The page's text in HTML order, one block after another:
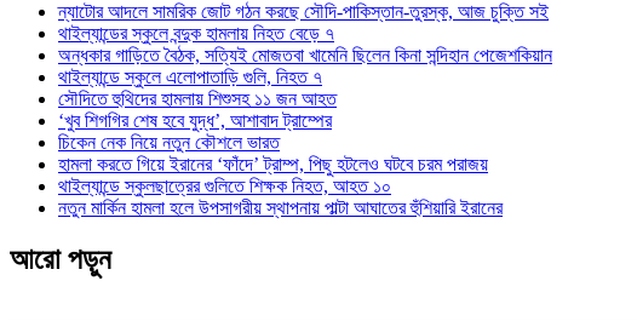
ন্যাটোর আদলে সামরিক জোট গঠন করছে সৌদি-পাকিস্তান-তুরস্ক, আজ চুক্তি সই
থাইল্যান্ডের স্কুলে বন্দুক হামলায় নিহত বেড়ে ৭
অন্ধকার গাড়িতে বৈঠক, সত্যিই মোজতবা খামেনি ছিলেন কিনা সন্দিহান পেজেশকিয়ান
থাইল্যান্ডে স্কুলে এলোপাতাড়ি গুলি, নিহত ৭
সৌদিতে হুথিদের হামলায় শিশুসহ ১১ জন আহত
‘খুব শিগগির শেষ হবে যুদ্ধ’, আশাবাদ ট্রাম্পের
চিকেন নেক নিয়ে নতুন কৌশলে ভারত
হামলা করতে গিয়ে ইরানের ‘ফাঁদে’ ট্রাম্প, পিছু হটলেও ঘটবে চরম পরাজয়
থাইল্যান্ডে স্কুলছাত্রের গুলিতে শিক্ষক নিহত, আহত ১০
নতুন মার্কিন হামলা হলে উপসাগরীয় স্থাপনায় পাল্টা আঘাতের হুঁশিয়ারি ইরানের
আরো পড়ুন